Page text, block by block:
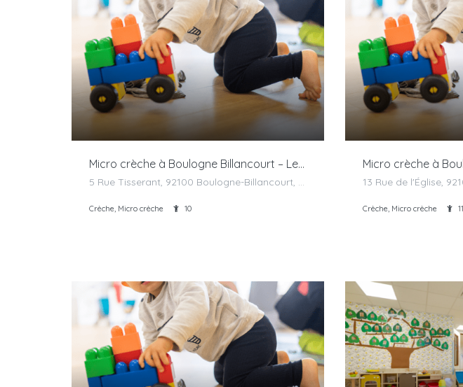
Micro crèche à Boulogne Billancourt – Les Bébés Explorateurs
5 Rue Tisserant, 92100 Boulogne-Billancourt, France
Crèche, Micro crèche 10 Crèche, Micro crèche 11